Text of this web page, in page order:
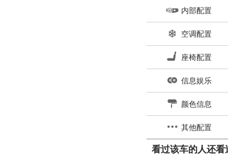
内部配置
空调配置
座椅配置
信息娱乐
颜色信息
其他配置
看过该车的人还看